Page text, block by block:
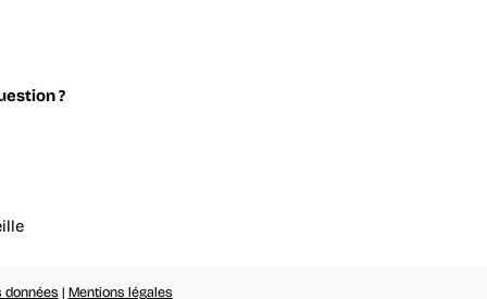
?
données| Mentions légales